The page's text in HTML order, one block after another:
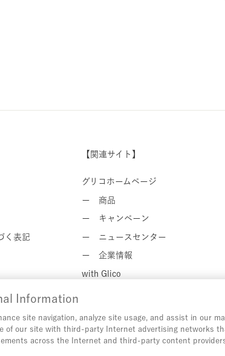
く表記
【関連サイト】
グリコホームページ
ー 商品
ー キャンペーン
ー ニュースセンター
ー 企業情報
with Glico
Information
site navigation, analyze site usage, and assist in our
of our site with third-party Internet advertising networks
across the Internet and third-party content